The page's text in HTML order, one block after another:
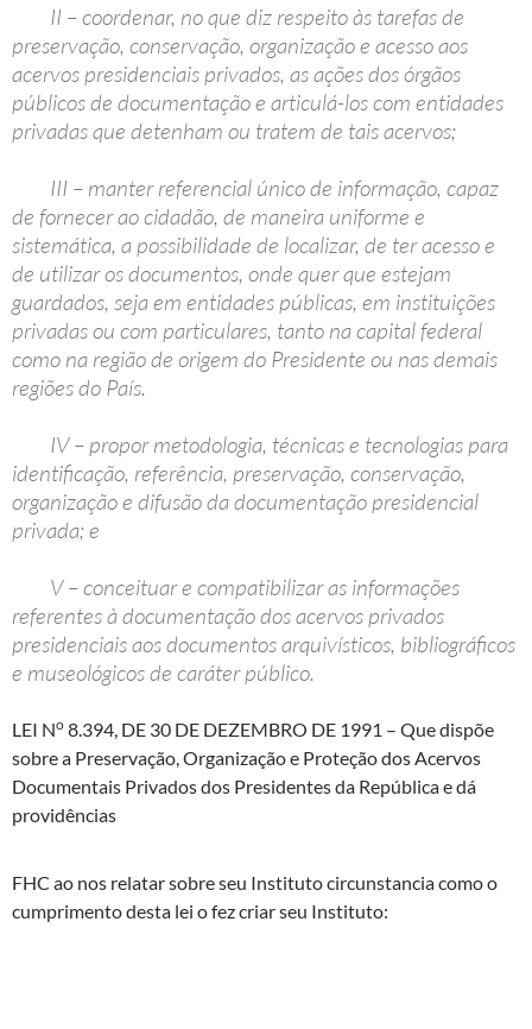
II – coordenar, no que diz respeito às tarefas de
preservação, conservação, organização e acesso aos
acervos presidenciais privados, as ações dos órgãos
públicos de documentação e articulá-los com entidades
privadas que detenham ou tratem de tais acervos;
III – manter referencial único de informação, capaz
de fornecer ao cidadão, de maneira uniforme e
sistemática, a possibilidade de localizar, de ter acesso e
de utilizar os documentos, onde quer que estejam
guardados, seja em entidades públicas, em instituições
privadas ou com particulares, tanto na capital federal
como na região de origem do Presidente ou nas demais
regiões do País.
IV – propor metodologia, técnicas e tecnologias para
identificação, referência, preservação, conservação,
organização e difusão da documentação presidencial
privada; e
V – conceituar e compatibilizar as informações
referentes à documentação dos acervos privados
presidenciais aos documentos arquivísticos, bibliográficos
e museológicos de caráter público.
LEI No 8.394, DE 30 DE DEZEMBRO DE 1991 – Que dispõe
sobre a Preservação, Organização e Proteção dos Acervos
Documentais Privados dos Presidentes da República e dá
providências
FHC ao nos relatar sobre seu Instituto circunstancia como o
cumprimento desta lei o fez criar seu Instituto: